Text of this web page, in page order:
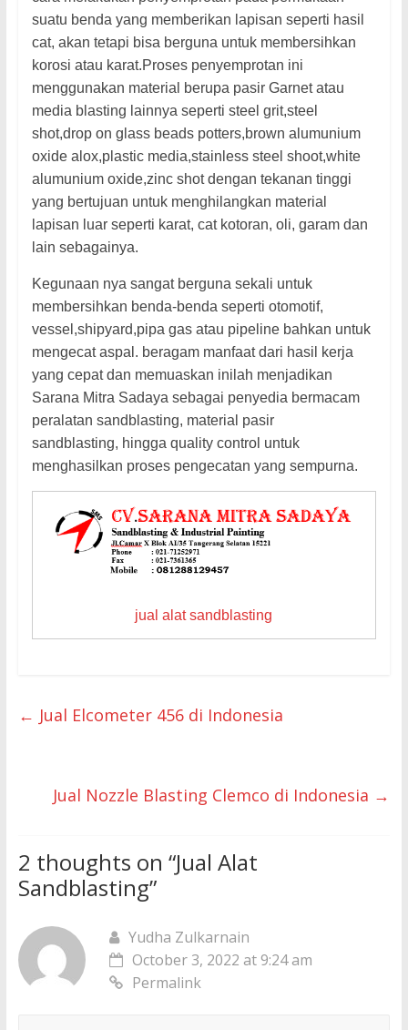
suatu benda yang memberikan lapisan seperti hasil
cat, akan tetapi bisa berguna untuk membersihkan
korosi atau karat.Proses penyemprotan ini
menggunakan material berupa pasir Garnet atau
media blasting lainnya seperti steel grit,steel
shot,drop on glass beads potters,brown alumunium
oxide alox,plastic media,stainless steel shoot,white
alumunium oxide,zinc shot dengan tekanan tinggi
yang bertujuan untuk menghilangkan material
lapisan luar seperti karat, cat kotoran, oli, garam dan
lain sebagainya.
Kegunaan nya sangat berguna sekali untuk
membersihkan benda-benda seperti otomotif,
vessel,shipyard,pipa gas atau pipeline bahkan untuk
mengecat aspal. beragam manfaat dari hasil kerja
yang cepat dan memuaskan inilah menjadikan
Sarana Mitra Sadaya sebagai penyedia bermacam
peralatan sandblasting, material pasir
sandblasting, hingga quality control untuk
menghasilkan proses pengecatan yang sempurna.
jual alat sandblasting
← Jual Elcometer 456 di Indonesia
Jual Nozzle Blasting Clemco di Indonesia →
2 thoughts on “Jual Alat
Sandblasting”
Yudha Zulkarnain
October 3, 2022 at 9:24 am
Permalink